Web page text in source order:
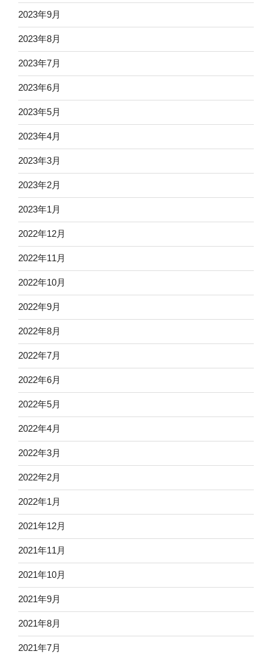
2023年9月
2023年8月
2023年7月
2023年6月
2023年5月
2023年4月
2023年3月
2023年2月
2023年1月
2022年12月
2022年11月
2022年10月
2022年9月
2022年8月
2022年7月
2022年6月
2022年5月
2022年4月
2022年3月
2022年2月
2022年1月
2021年12月
2021年11月
2021年10月
2021年9月
2021年8月
2021年7月